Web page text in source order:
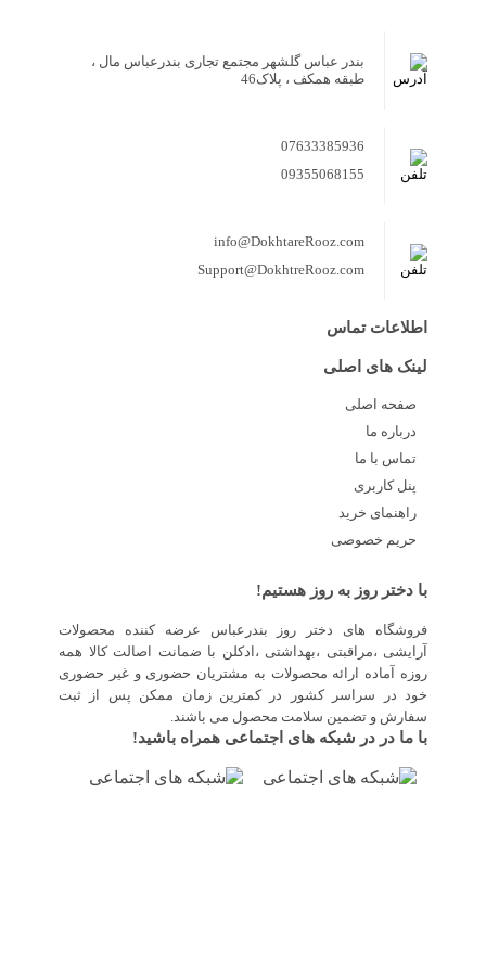
بندر عباس گلشهر مجتمع تجاری بندرعباس مال ،
طبقه همکف ، پلاک46
07633385936
09355068155
info@DokhtareRooz.com
Support@DokhtreRooz.com
اطلاعات تماس
لینک های اصلی
صفحه اصلی
درباره ما
تماس با ما
پنل کاربری
راهنمای خرید
حریم خصوصی
با دختر روز به روز هستیم!
فروشگاه های دختر روز بندرعباس عرضه کننده محصولات
آرایشی ،مراقبتی ،بهداشتی ،ادکلن با ضمانت اصالت کالا همه
روزه آماده ارائه محصولات به مشتریان حضوری و غیر حضوری
خود در سراسر کشور در کمترین زمان ممکن پس از ثبت
سفارش و تضمین سلامت محصول می باشند.
با ما در در شبکه های اجتماعی همراه باشید!